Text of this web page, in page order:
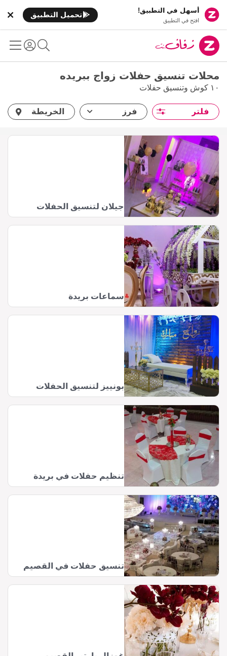
أسهل في التطبيق!
افتح في التطبيق
تحميل التطبيق
محلات تنسيق حفلات زواج ببريده
١٠ كوش وتنسيق حفلات
فلتر فرز الخريطة
جيلان لتنسيق الحفلات
سماعات بريدة
بونييز لتنسيق الحفلات
تنظيم حفلات في بريدة
تنسيق حفلات في القصيم